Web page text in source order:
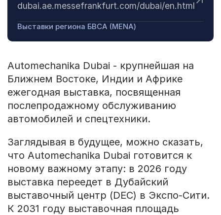
dubai.ae.messefrankfurt.com/dubai/en.html
Выставки региона БВСА (MENA)
Automechanika Dubai - крупнейшая на
Ближнем Востоке, Индии и Африке
ежегодная выставка, посвященная
послепродажному обслуживанию
автомобилей и спецтехники.
Заглядывая в будущее, можно сказать,
что Automechanika Dubai готовится к
новому важному этапу: в 2026 году
выставка переедет в Дубайский
выставочный центр (DEC) в Экспо-Сити.
К 2031 году выставочная площадь